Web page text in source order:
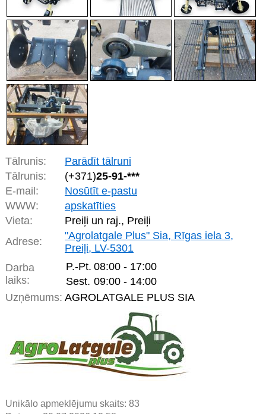
Tālrunis:
Parādīt tālruni
Tālrunis:
(+371)25-91-***
E-mail:
Nosūtīt e-pastu
WWW:
apskatīties
Vieta:
Preiļi un raj., Preiļi
Adrese:
"Agrolatgale Plus" Sia, Rīgas iela 3,
Preiļi, LV-5301
Darba
laiks:
P.-Pt. 08:00 - 17:00
Sest. 09:00 - 14:00
Uzņēmums: AGROLATGALE PLUS SIA
Unikālo apmeklējumu skaits: 83